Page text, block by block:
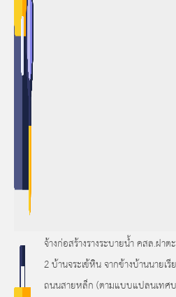
จ้างก่อสร้างรางระบายน้ำ คสล.ฝา
2 บ้านจระเข้หิน จากข้างบ้านนายเ
ถนนสายหล็ก (ตามแบบแปลนเทศ